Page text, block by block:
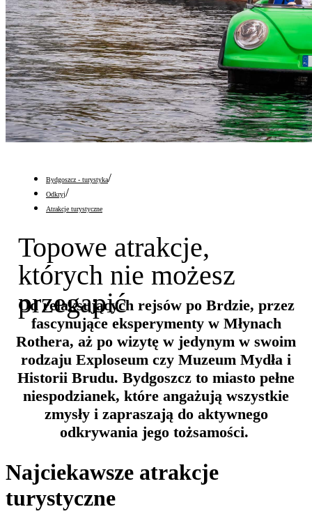
Bydgoszcz - turystyka/
Odkryj/
Atrakcje turystyczne
Topowe atrakcje,
których nie możesz
przegapić
Od relaksujących rejsów po Brdzie, przez
fascynujące eksperymenty w Młynach
Rothera, aż po wizytę w jedynym w swoim
rodzaju Exploseum czy Muzeum Mydła i
Historii Brudu. Bydgoszcz to miasto pełne
niespodzianek, które angażują wszystkie
zmysły i zapraszają do aktywnego
odkrywania jego tożsamości.
Najciekawsze atrakcje
turystyczne